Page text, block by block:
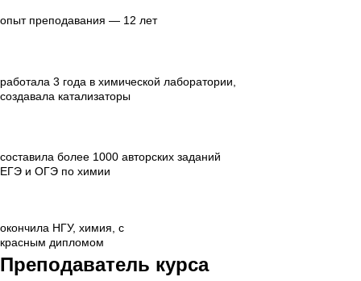
опыт преподавания — 12 лет
работала 3 года в химической лаборатории,
создавала катализаторы
составила более 1000 авторских заданий
ЕГЭ и ОГЭ по химии
окончила НГУ, химия, с
красным дипломом
Преподаватель курса